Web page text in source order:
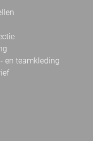
en teamkleding